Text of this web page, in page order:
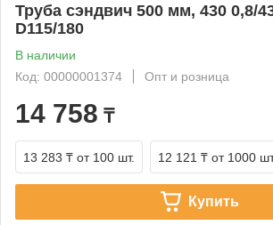
Труба сэндвич 500 мм, 430 0,8/
D115/180
В наличии
Код: 00000001374
Опт и розница
14 758 ₸
13 283 ₸ от 100 шт. 12 121 ₸ от 1000
Купить